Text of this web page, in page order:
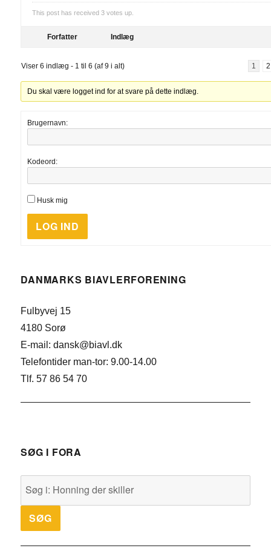
This post has received3 votes up.
Forfatter Indlæg
Viser 6 indlæg - 1 til 6 (af 9 i alt) 1 2
Du skal være logget ind for at svare på dette indlæg.
Brugernavn:
Kodeord:
Husk mig
LOG IND
DANMARKS BIAVLERFORENING
Fulbyvej 15
4180 Sorø
E-mail: dansk@biavl.dk
Telefontider man-tor: 9.00-14.00
Tlf. 57 86 54 70
SØG I FORA